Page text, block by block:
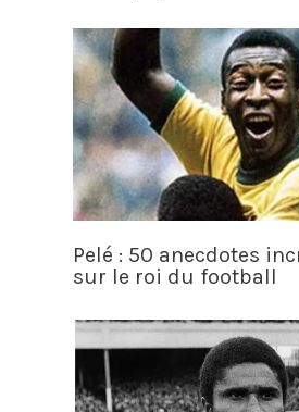
Pelé : 50 anecdotes
sur le roi du football